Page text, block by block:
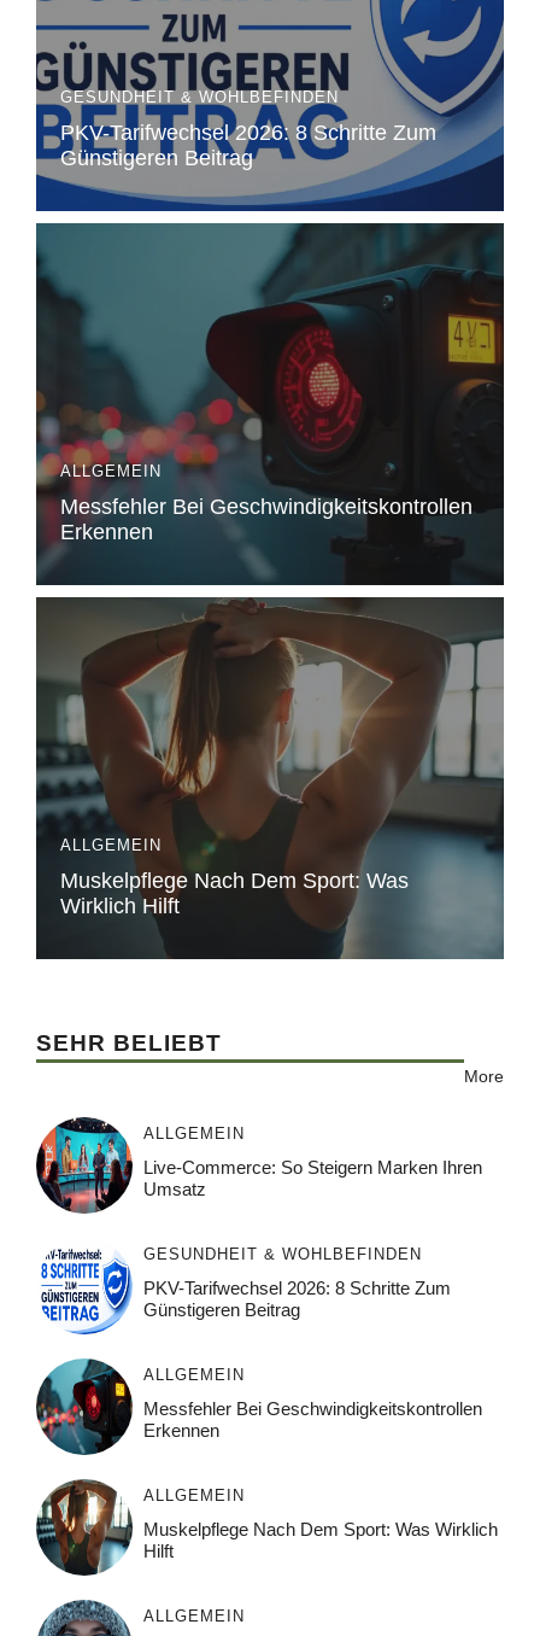
GESUNDHEIT & WOHLBEFINDEN
PKV-Tarifwechsel 2026: 8 Schritte Zum
Günstigeren Beitrag
ALLGEMEIN
Messfehler Bei Geschwindigkeitskontrollen
Erkennen
ALLGEMEIN
Muskelpflege Nach Dem Sport: Was
Wirklich Hilft
SEHR BELIEBT
More
ALLGEMEIN
Live-Commerce: So Steigern Marken Ihren
Umsatz
GESUNDHEIT & WOHLBEFINDEN
PKV-Tarifwechsel 2026: 8 Schritte Zum
Günstigeren Beitrag
ALLGEMEIN
Messfehler Bei Geschwindigkeitskontrollen
Erkennen
ALLGEMEIN
Muskelpflege Nach Dem Sport: Was Wirklich
Hilft
ALLGEMEIN